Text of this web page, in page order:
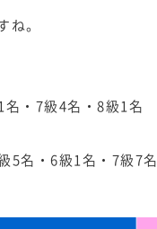
ね。
・7級4名・8級1名
5名・6級1名・7級7名